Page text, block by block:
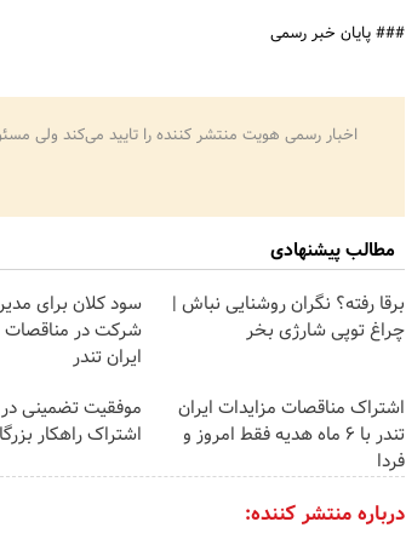
### پایان خبر رسمی
اخبار رسمی هویت منتشر کننده را تایید می‌کند
مطالب پیشنهادی
برقا رفته؟ نگران روشنایی نباش |
چراغ توپی شارژی بخر
سود کلان برای
شرکت در مناقصات
ایران تندر
اشتراک مناقصات مزایدات ایران
تندر با 6 ماه هدیه فقط امروز و
فردا
موفقیت تضمینی
اشتراک راهکار
درباره منتشر کننده: